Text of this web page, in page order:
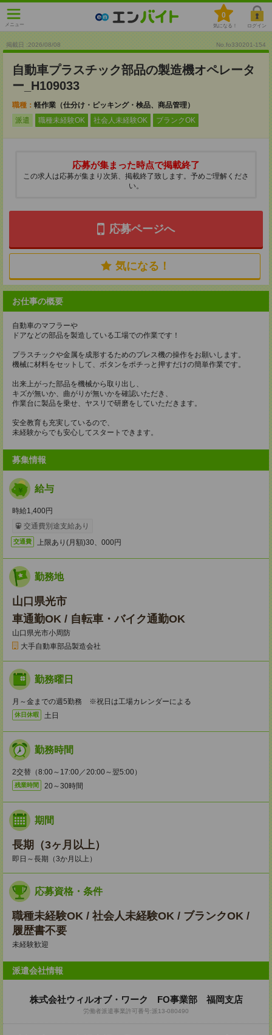
メニュー
0
気になる！ ログイン
掲載日 :2026/08/08 No.fo330201-154
自動車プラスチック部品の製造機オペレータ
ー_H109033
職種： 軽作業（仕分け・ピッキング・検品、商品管理）
派遣
職種未経験OK 社会人未経験OK ブランクOK
応募が集まった時点で掲載終了
この求人は応募が集まり次第、掲載終了致します。予めご理解くださ
い。
応募ページへ
気になる！
お仕事の概要
自動車のマフラーや
ドアなどの部品を製造している工場での作業です！
プラスチックや金属を成形するためのプレス機の操作をお願いします。
機械に材料をセットして、ボタンをポチっと押すだけの簡単作業です。
出来上がった部品を機械から取り出し、
キズが無いか、曲がりが無いかを確認いただき、
作業台に製品を乗せ、ヤスリで研磨をしていただきます。
安全教育も充実しているので、
未経験からでも安心してスタートできます。
募集情報
給与
時給1,400円
交通費別途支給あり
交通費 上限あり(月額)30、000円
勤務地
山口県光市
車通勤OK / 自転車・バイク通勤OK
山口県光市小周防
大手自動車部品製造会社
勤務曜日
月～金までの週5勤務 ※祝日は工場カレンダーによる
休日休暇 土日
勤務時間
2交替（8:00～17:00／20:00～翌5:00）
残業時間 20～30時間
期間
長期（3ヶ月以上）
即日～長期（3か月以上）
応募資格・条件
職種未経験OK / 社会人未経験OK / ブランクOK /
履歴書不要
未経験歓迎
派遣会社情報
株式会社ウィルオブ・ワーク FO事業部 福岡支店
労働者派遣事業許可番号:派13-080490